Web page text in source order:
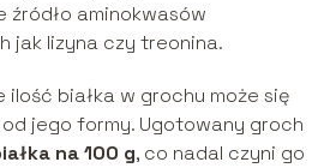
źródło aminokwasów
jak lizyna czy treonina.
ilość białka w grochu może się
jego formy. Ugotowany groch
na 100 g, co nadal czyni go